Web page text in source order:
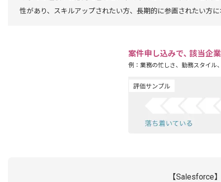
性があり、スキルアップされたい方、長期的に参画されたい方
案件申し込みで､ 該当企
例：業務の忙しさ、勤務スタイル
【Salesforce